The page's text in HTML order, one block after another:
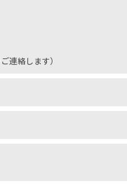
連絡します）